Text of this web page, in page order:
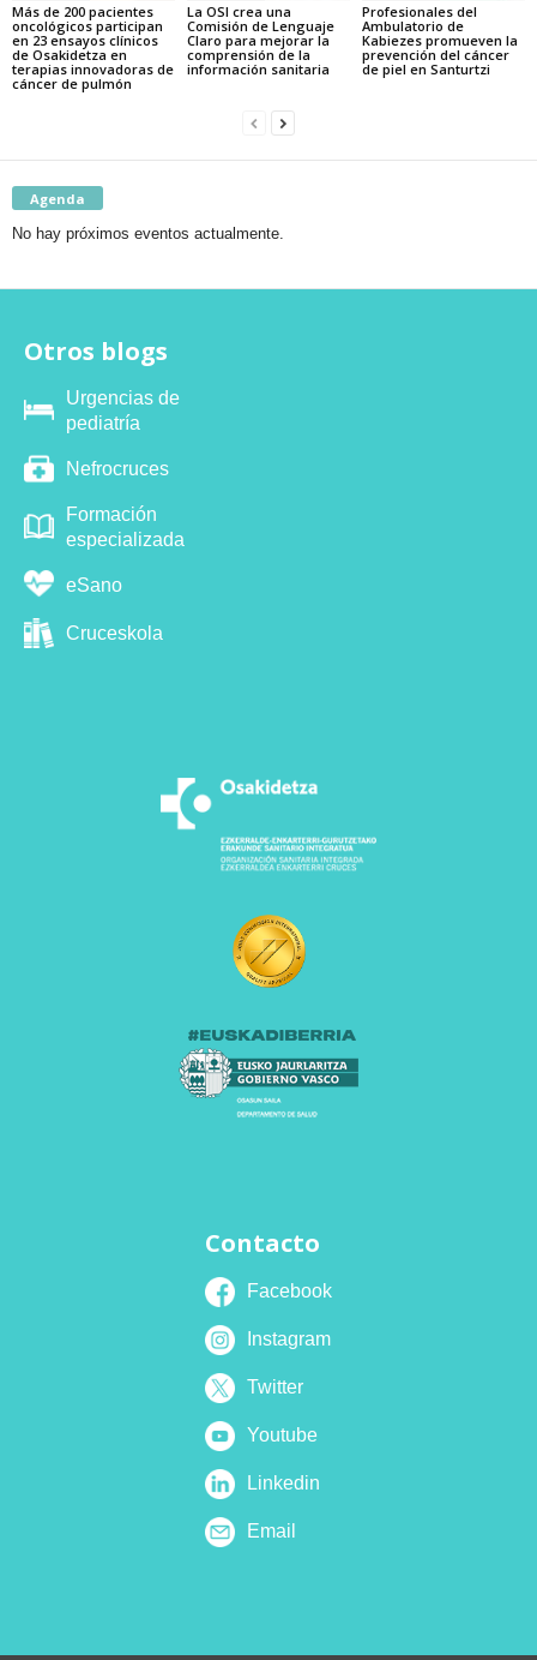
Más de 200 pacientes
oncológicos participan
en 23 ensayos clínicos
de Osakidetza en
terapias innovadoras de
cáncer de pulmón
La OSI crea una
Comisión de Lenguaje
Claro para mejorar la
comprensión de la
información sanitaria
Profesionales del
Ambulatorio de
Kabiezes promueven la
prevención del cáncer
de piel en Santurtzi
Agenda
No hay próximos eventos actualmente.
Otros blogs
Urgencias de
pediatría
Nefrocruces
Formación
especializada
eSano
Cruceskola
Contacto
Facebook
Instagram
Twitter
Youtube
Linkedin
Email